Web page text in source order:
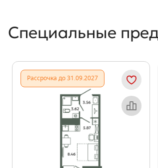
Специальные
Рассрочка до 31.09.2027
Объект месяца